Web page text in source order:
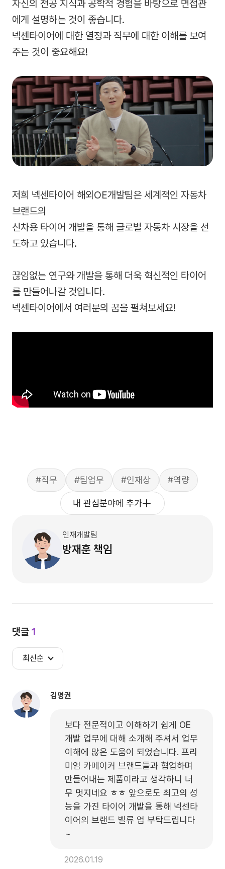
자신의 전공 지식과 공학적 경험을 바탕으로 면접관
에게 설명하는 것이 좋습니다.
넥센타이어에 대한 열정과 직무에 대한 이해를 보여
주는 것이 중요해요!
저희 넥센타이어 해외OE개발팀은 세계적인 자동차
브랜드의
신차용 타이어 개발을 통해 글로벌 자동차 시장을 선
도하고 있습니다.
끊임없는 연구와 개발을 통해 더욱 혁신적인 타이어
를 만들어나갈 것입니다.
넥센타이어에서 여러분의 꿈을 펼쳐보세요!
#직무 #팀업무 #인재상 #역량
내 관심분야에 추가
인재개발팀
방재훈 책임
댓글 1
최신순
김명권
보다 전문적이고 이해하기 쉽게 OE
개발 업무에 대해 소개해 주셔서 업무
이해에 많은 도움이 되었습니다. 프리
미엄 카메이커 브랜드들과 협업하며
만들어내는 제품이라고 생각하니 너
무 멋지네요 ㅎㅎ 앞으로도 최고의 성
능을 가진 타이어 개발을 통해 넥센타
이어의 브랜드 벨류 업 부탁드립니다
~
2026.01.19